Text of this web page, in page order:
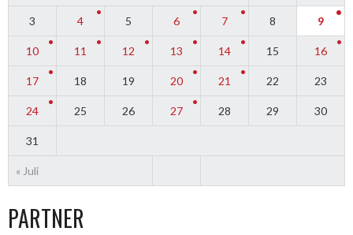
« Juli
3 4 5 6 7 8 9
10 11 12 13 14 15 16
17 18 19 20 21 22 23
24 25 26 27 28 29 30
31
PARTNER